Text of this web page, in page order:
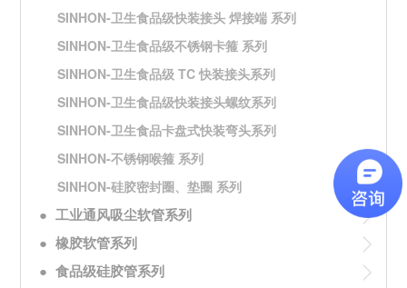
SINHON-卫生食品级快装接头 焊接端 系列
SINHON-卫生食品级不锈钢卡箍 系列
SINHON-卫生食品级 TC 快装接头系列
SINHON-卫生食品级快装接头螺纹系列
SINHON-卫生食品卡盘式快装弯头系列
SINHON-不锈钢喉箍 系列
SINHON-硅胶密封圈、垫圈 系列
● 工业通风吸尘软管系列
● 橡胶软管系列
● 食品级硅胶管系列